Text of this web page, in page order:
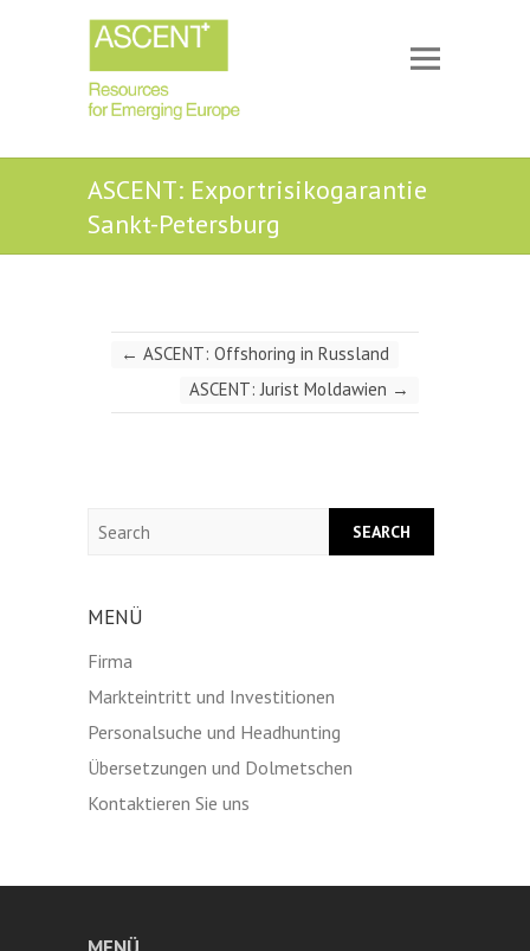
ASCENT: Exportrisikogarantie
Sankt-Petersburg
← ASCENT: Offshoring in Russland
ASCENT: Jurist Moldawien →
MENÜ
Firma
Markteintritt und Investitionen
Personalsuche und Headhunting
Übersetzungen und Dolmetschen
Kontaktieren Sie uns